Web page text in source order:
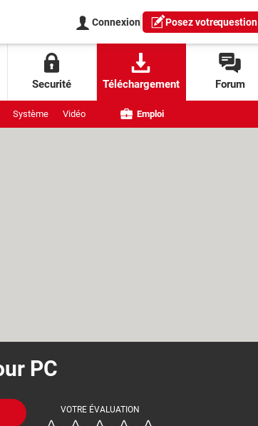
Connexion Posez votrequestion
Securité Téléchargement Forum
Système Vidéo Emploi
PC
VOTRE ÉVALUATION